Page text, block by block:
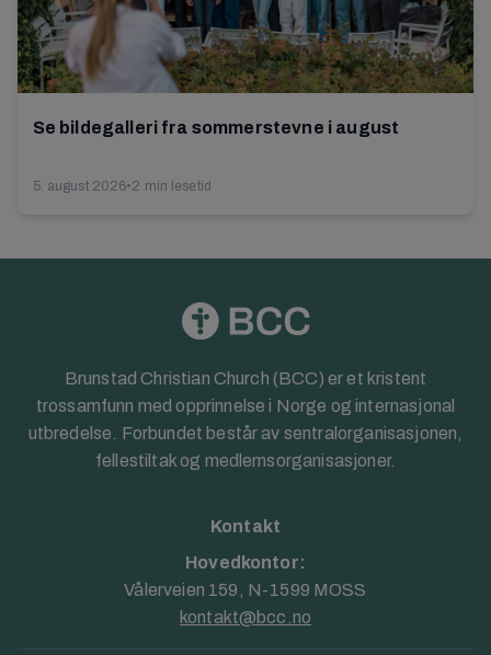
Se bildegalleri fra sommerstevne i august
5. august 2026•2 min lesetid
Brunstad Christian Church (BCC) er et kristent
trossamfunn med opprinnelse i Norge og internasjonal
utbredelse. Forbundet består av sentralorganisasjonen,
fellestiltak og medlemsorganisasjoner.
Kontakt
Hovedkontor:
Vålerveien 159, N-1599 MOSS
kontakt@bcc.no